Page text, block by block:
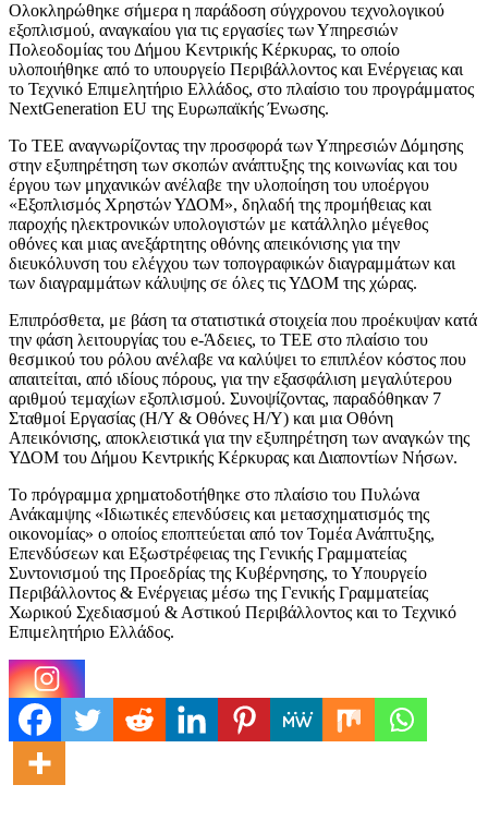
Ολοκληρώθηκε σήμερα η παράδοση σύγχρονου τεχνολογικού
εξοπλισμού, αναγκαίου για τις εργασίες των Υπηρεσιών
Πολεοδομίας του Δήμου Κεντρικής Κέρκυρας, το οποίο
υλοποιήθηκε από το υπουργείο Περιβάλλοντος και Ενέργειας και
το Τεχνικό Επιμελητήριο Ελλάδος, στο πλαίσιο του προγράμματος
NextGeneration EU της Ευρωπαϊκής Ένωσης.
Το ΤΕΕ αναγνωρίζοντας την προσφορά των Υπηρεσιών Δόμησης
στην εξυπηρέτηση των σκοπών ανάπτυξης της κοινωνίας και του
έργου των μηχανικών ανέλαβε την υλοποίηση του υποέργου
«Εξοπλισμός Χρηστών ΥΔΟΜ», δηλαδή της προμήθειας και
παροχής ηλεκτρονικών υπολογιστών με κατάλληλο μέγεθος
οθόνες και μιας ανεξάρτητης οθόνης απεικόνισης για την
διευκόλυνση του ελέγχου των τοπογραφικών διαγραμμάτων και
των διαγραμμάτων κάλυψης σε όλες τις ΥΔΟΜ της χώρας.
Επιπρόσθετα, με βάση τα στατιστικά στοιχεία που προέκυψαν κατά
την φάση λειτουργίας του e-Άδειες, το ΤΕΕ στο πλαίσιο του
θεσμικού του ρόλου ανέλαβε να καλύψει το επιπλέον κόστος που
απαιτείται, από ιδίους πόρους, για την εξασφάλιση μεγαλύτερου
αριθμού τεμαχίων εξοπλισμού. Συνοψίζοντας, παραδόθηκαν 7
Σταθμοί Εργασίας (Η/Υ & Οθόνες Η/Υ) και μια Οθόνη
Απεικόνισης, αποκλειστικά για την εξυπηρέτηση των αναγκών της
ΥΔΟΜ του Δήμου Κεντρικής Κέρκυρας και Διαποντίων Νήσων.
Το πρόγραμμα χρηματοδοτήθηκε στο πλαίσιο του Πυλώνα
Ανάκαμψης «Ιδιωτικές επενδύσεις και μετασχηματισμός της
οικονομίας» ο οποίος εποπτεύεται από τον Τομέα Ανάπτυξης,
Επενδύσεων και Εξωστρέφειας της Γενικής Γραμματείας
Συντονισμού της Προεδρίας της Κυβέρνησης, το Υπουργείο
Περιβάλλοντος & Ενέργειας μέσω της Γενικής Γραμματείας
Χωρικού Σχεδιασμού & Αστικού Περιβάλλοντος και το Τεχνικό
Επιμελητήριο Ελλάδος.